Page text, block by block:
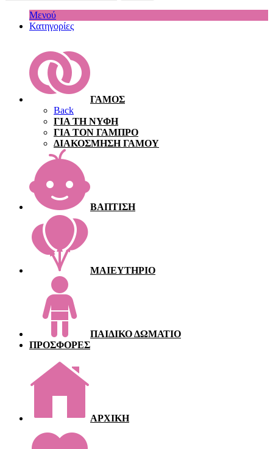
Μενού
Κατηγορίες
ΓΑΜΟΣ
Back
ΓΙΑ ΤΗ ΝΥΦΗ
ΓΙΑ ΤΟΝ ΓΑΜΠΡΟ
ΔΙΑΚΟΣΜΗΣΗ ΓΑΜΟΥ
ΒΑΠΤΙΣΗ
ΜΑΙΕΥΤΗΡΙΟ
ΠΑΙΔΙΚΟ ΔΩΜΑΤΙΟ
ΠΡΟΣΦΟΡΕΣ
ΑΡΧΙΚΗ